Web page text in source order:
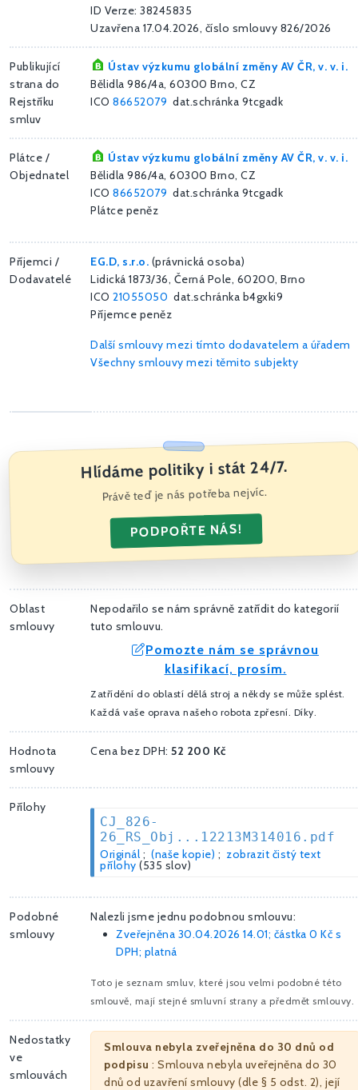
ID Verze: 38245835
Uzavřena 17.04.2026, číslo smlouvy 826/2026
Publikující
strana do
Rejstříku
smluv
Ústav výzkumu globální změny AV ČR, v. v. i.
Bělidla 986/4a, 60300 Brno, CZ
ICO 86652079 dat.schránka 9tcgadk
Plátce /
Objednatel
Ústav výzkumu globální změny AV ČR, v. v. i.
Bělidla 986/4a, 60300 Brno, CZ
ICO 86652079 dat.schránka 9tcgadk
Plátce peněz
Příjemci /
Dodavatelé
EG.D, s.r.o. (právnická osoba)
Lidická 1873/36, Černá Pole, 60200, Brno
ICO 21055050 dat.schránka b4gxki9
Příjemce peněz
Další smlouvy mezi tímto dodavatelem a úřadem
Všechny smlouvy mezi těmito subjekty
Hlídáme politiky i stát 24/7.
Právě teď je nás potřeba nejvíc.
PODPOŘTE NÁS!
Oblast
smlouvy
Nepodařilo se nám správně zatřídit do kategorií
tuto smlouvu.
Pomozte nám se správnou
klasifikací, prosím.
Zatřídění do oblastí dělá stroj a někdy se může splést.
Každá vaše oprava našeho robota zpřesní. Díky.
Hodnota
smlouvy
Cena bez DPH: 52 200 Kč
Přílohy
CJ_826-
26_RS_Obj...12213M314016.pdf
Originál ; (naše kopie) ; zobrazit čistý text
přílohy (535 slov)
Podobné
smlouvy
Nalezli jsme jednu podobnou smlouvu:
Zveřejněna 30.04.2026 14.01; částka 0 Kč s
DPH; platná
Toto je seznam smluv, které jsou velmi podobné této
smlouvě, mají stejné smluvní strany a předmět smlouvy.
Nedostatky
ve
smlouvách
Smlouva nebyla zveřejněna do 30 dnů od
podpisu : Smlouva nebyla uveřejněna do 30
dnů od uzavření smlouvy (dle § 5 odst. 2), její